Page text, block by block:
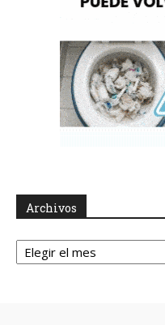
Archivos
Archivos